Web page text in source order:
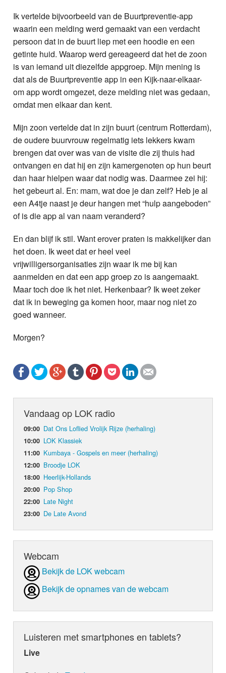
Ik vertelde bijvoorbeeld van de Buurtpreventie-app
waarin een melding werd gemaakt van een verdacht
persoon dat in de buurt liep met een hoodie en een
getinte huid. Waarop werd gereageerd dat het de zoon
is van iemand uit diezelfde appgroep. Mijn mening is
dat als de Buurtpreventie app in een Kijk-naar-elkaar-
om app wordt omgezet, deze melding niet was gedaan,
omdat men elkaar dan kent.
Mijn zoon vertelde dat in zijn buurt (centrum Rotterdam),
de oudere buurvrouw regelmatig iets lekkers kwam
brengen dat over was van de visite die zij thuis had
ontvangen en dat hij en zijn kamergenoten op hun beurt
dan haar hielpen waar dat nodig was. Daarmee zei hij:
het gebeurt al. En: mam, wat doe je dan zelf? Heb je al
een A4tje naast je deur hangen met “hulp aangeboden”
of is die app al van naam veranderd?
En dan blijf ik stil. Want erover praten is makkelijker dan
het doen. Ik weet dat er heel veel
vrijwilligersorganisaties zijn waar ik me bij kan
aanmelden en dat een app groep zo is aangemaakt.
Maar toch doe ik het niet. Herkenbaar? Ik weet zeker
dat ik in beweging ga komen hoor, maar nog niet zo
goed wanneer.
Morgen?
Vandaag op LOK radio
09:00 Dat Ons Loflied Vrolijk Rijze (herhaling)
10:00 LOK Klassiek
11:00 Kumbaya - Gospels en meer (herhaling)
12:00 Broodje LOK
18:00 Heerlijk-Hollands
20:00 Pop Shop
22:00 Late Night
23:00 De Late Avond
Webcam
Bekijk de LOK webcam
Bekijk de opnames van de webcam
Luisteren met smartphones en tablets?
Live